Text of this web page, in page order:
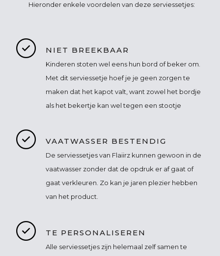
Hieronder enkele voordelen van deze serviessetjes:
NIET BREEKBAAR
Kinderen stoten wel eens hun bord of beker om.
Met dit serviessetje hoef je je geen zorgen te
maken dat het kapot valt, want zowel het bordje
als het bekertje kan wel tegen een stootje
VAATWASSER BESTENDIG
De serviessetjes van Flaiirz kunnen gewoon in de
vaatwasser zonder dat de opdruk er af gaat of
gaat verkleuren. Zo kan je jaren plezier hebben
van het product.
TE PERSONALISEREN
Alle serviessetjes zijn helemaal zelf samen te